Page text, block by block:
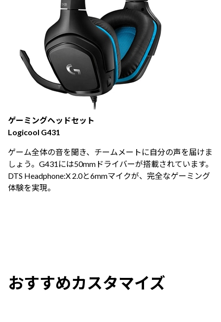
ゲーミングヘッドセット
Logicool G431
ゲーム全体の音を聞き、チームメートに自分の声を届けま
しょう。G431には50mmドライバーが搭載されています。
DTS Headphone:X 2.0と6mmマイクが、完全なゲーミング
体験を実現。
おすすめカスタマイズ